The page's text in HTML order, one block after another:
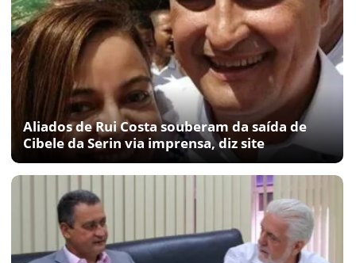
Aliados de Rui Costa souberam da saída de
Cibele da Serin via imprensa, diz site